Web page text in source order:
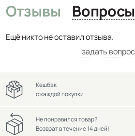
Отзывы
Ещё никто не оставил отзыва.
задать вопрос
Кешбэк
с каждой покупки
Не понравился товар?
Возврат в течение 14 дней!